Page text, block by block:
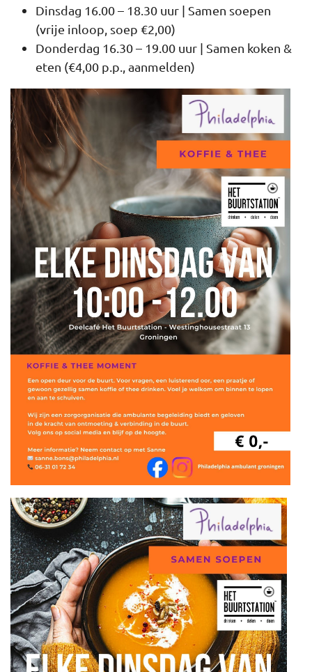
Dinsdag 16.00 – 18.30 uur | Samen soepen
(vrije inloop, soep €2,00)
Donderdag 16.30 – 19.00 uur | Samen koken &
eten (€4,00 p.p., aanmelden)